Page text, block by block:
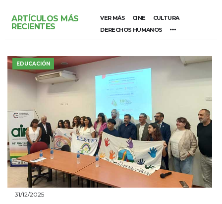
ARTÍCULOS MÁS
RECIENTES
VER MÁS CINE
CULTURA
DERECHOS HUMANOS
EDUCACIÓN
31/12/2025